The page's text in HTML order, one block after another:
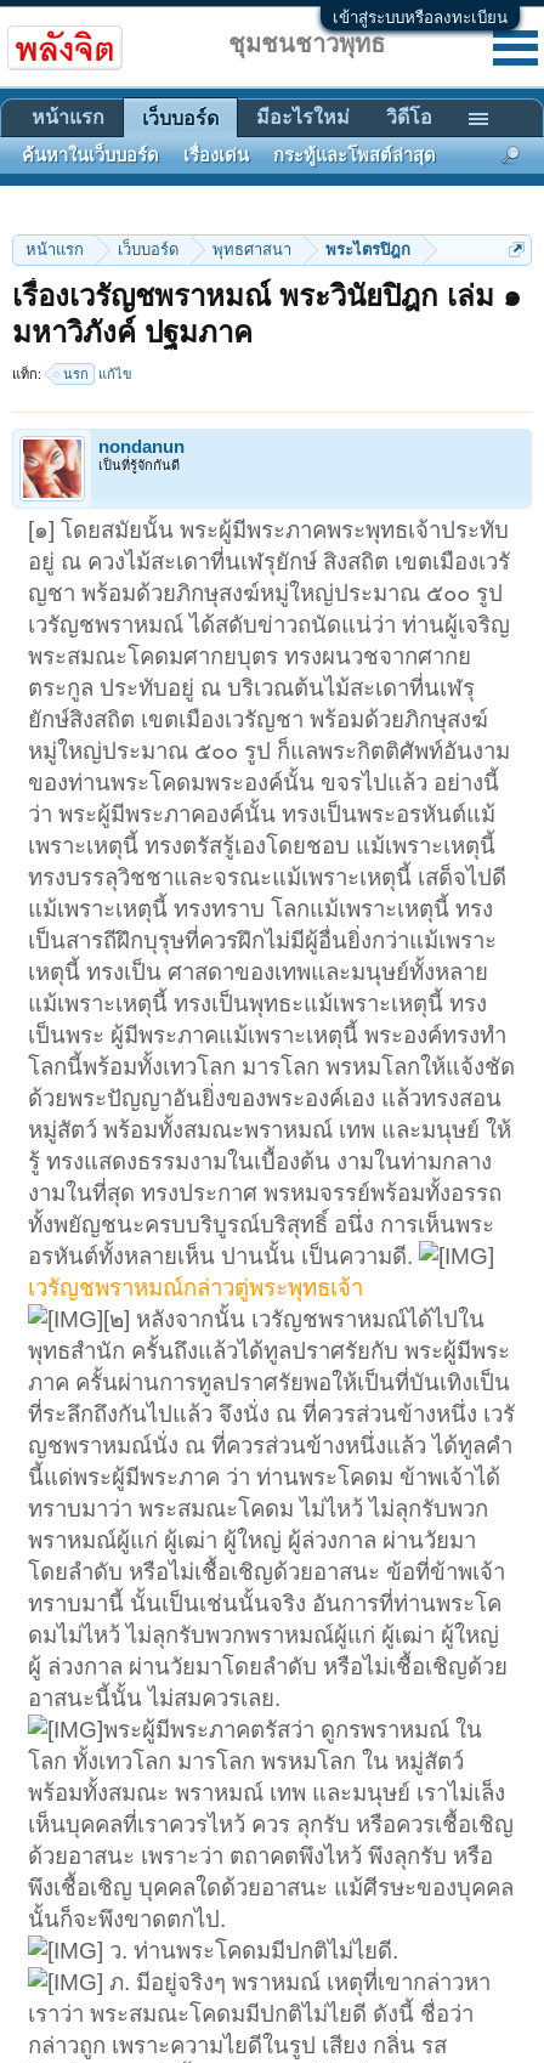
เข้าสู่ระบบหรือลงทะเบียน
หน้าแรก เว็บบอร์ด พุทธศาสนา พระไตรปิฎก
เรื่องเวรัญชพราหมณ์ พระวินัยปิฎก เล่ม ๑
มหาวิภังค์ ปฐมภาค
แท็ก: นรก แก้ไข
nondanun
เป็นที่รู้จักกันดี
[๑] โดยสมัยนั้น พระผู้มีพระภาคพระพุทธเจ้าประทับ
อยู่ ณ ควงไม้สะเดาที่นเฬรุยักษ์ สิงสถิต เขตเมืองเวรั
ญชา พร้อมด้วยภิกษุสงฆ์หมู่ใหญ่ประมาณ ๕๐๐ รูป
เวรัญชพราหมณ์ ได้สดับข่าวถนัดแน่ว่า ท่านผู้เจริญ
พระสมณะโคดมศากยบุตร ทรงผนวชจากศากย
ตระกูล ประทับอยู่ ณ บริเวณต้นไม้สะเดาที่นเฬรุ
ยักษ์สิงสถิต เขตเมืองเวรัญชา พร้อมด้วยภิกษุสงฆ์
หมู่ใหญ่ประมาณ ๕๐๐ รูป ก็แลพระกิตติศัพท์อันงาม
ของท่านพระโคดมพระองค์นั้น ขจรไปแล้ว อย่างนี้
ว่า พระผู้มีพระภาคองค์นั้น ทรงเป็นพระอรหันต์แม้
เพราะเหตุนี้ ทรงตรัสรู้เองโดยชอบ แม้เพราะเหตุนี้
ทรงบรรลุวิชชาและจรณะแม้เพราะเหตุนี้ เสด็จไปดี
แม้เพราะเหตุนี้ ทรงทราบ โลกแม้เพราะเหตุนี้ ทรง
เป็นสารถีฝึกบุรุษที่ควรฝึกไม่มีผู้อื่นยิ่งกว่าแม้เพราะ
เหตุนี้ ทรงเป็น ศาสดาของเทพและมนุษย์ทั้งหลาย
แม้เพราะเหตุนี้ ทรงเป็นพุทธะแม้เพราะเหตุนี้ ทรง
เป็นพระ ผู้มีพระภาคแม้เพราะเหตุนี้ พระองค์ทรงทำ
โลกนี้พร้อมทั้งเทวโลก มารโลก พรหมโลกให้แจ้งชัด
ด้วยพระปัญญาอันยิ่งของพระองค์เอง แล้วทรงสอน
หมู่สัตว์ พร้อมทั้งสมณะพราหมณ์ เทพ และมนุษย์ ให้
รู้ ทรงแสดงธรรมงามในเบื้องต้น งามในท่ามกลาง
งามในที่สุด ทรงประกาศ พรหมจรรย์พร้อมทั้งอรรถ
ทั้งพยัญชนะครบบริบูรณ์บริสุทธิ์ อนึ่ง การเห็นพระ
อรหันต์ทั้งหลายเห็น ปานนั้น เป็นความดี.
เวรัญชพราหมณ์กล่าวตู่พระพุทธเจ้า
[๒] หลังจากนั้น เวรัญชพราหมณ์ได้ไปใน
พุทธสำนัก ครั้นถึงแล้วได้ทูลปราศรัยกับ พระผู้มีพระ
ภาค ครั้นผ่านการทูลปราศรัยพอให้เป็นที่บันเทิงเป็น
ที่ระลึกถึงกันไปแล้ว จึงนั่ง ณ ที่ควรส่วนข้างหนึ่ง เวรั
ญชพราหมณ์นั่ง ณ ที่ควรส่วนข้างหนึ่งแล้ว ได้ทูลคำ
นี้แด่พระผู้มีพระภาค ว่า ท่านพระโคดม ข้าพเจ้าได้
ทราบมาว่า พระสมณะโคดม ไม่ไหว้ ไม่ลุกรับพวก
พราหมณ์ผู้แก่ ผู้เฒ่า ผู้ใหญ่ ผู้ล่วงกาล ผ่านวัยมา
โดยลำดับ หรือไม่เชื้อเชิญด้วยอาสนะ ข้อที่ข้าพเจ้า
ทราบมานี้ นั้นเป็นเช่นนั้นจริง อันการที่ท่านพระโค
ดมไม่ไหว้ ไม่ลุกรับพวกพราหมณ์ผู้แก่ ผู้เฒ่า ผู้ใหญ่
ผู้ ล่วงกาล ผ่านวัยมาโดยลำดับ หรือไม่เชื้อเชิญด้วย
อาสนะนี้นั้น ไม่สมควรเลย.
พระผู้มีพระภาคตรัสว่า ดูกรพราหมณ์ ใน
โลก ทั้งเทวโลก มารโลก พรหมโลก ใน หมู่สัตว์
พร้อมทั้งสมณะ พราหมณ์ เทพ และมนุษย์ เราไม่เล็ง
เห็นบุคคลที่เราควรไหว้ ควร ลุกรับ หรือควรเชื้อเชิญ
ด้วยอาสนะ เพราะว่า ตถาคตพึงไหว้ พึงลุกรับ หรือ
พึงเชื้อเชิญ บุคคลใดด้วยอาสนะ แม้ศีรษะของบุคคล
นั้นก็จะพึงขาดตกไป.
ว. ท่านพระโคดมมีปกติไม่ไยดี.
ภ. มีอยู่จริงๆ พราหมณ์ เหตุที่เขากล่าวหา
เราว่า พระสมณะโคดมมีปกติไม่ไยดี ดังนี้ ชื่อว่า
กล่าวถูก เพราะความไยดีในรูป เสียง กลิ่น รส
ชุมชนชาวพุทธ
หน้าแรก เว็บบอร์ด
ค้นหาในเว็บบอร์ด เรื่องเด่น กระทู้และโพสต์ล่าสุด
มีอะไรใหม่ วิดีโอ